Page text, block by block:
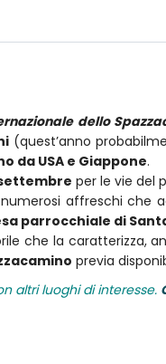
dello
(quest’anno
da USA e Giappone.
per le vie del
affreschi che
parrocchiale di
che la caratterizza,
previa
altri luoghi di interesse.